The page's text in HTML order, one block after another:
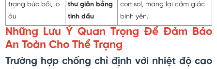
trạng bức bối, lo
âu
thư giãn bằng
tinh dầu
cortisol, mang lại cảm giác
bình yên.
Những Lưu Ý Quan Trọng Để Đảm Bảo
An Toàn Cho Thể Trạng
Trường hợp chống chỉ định với nhiệt độ cao